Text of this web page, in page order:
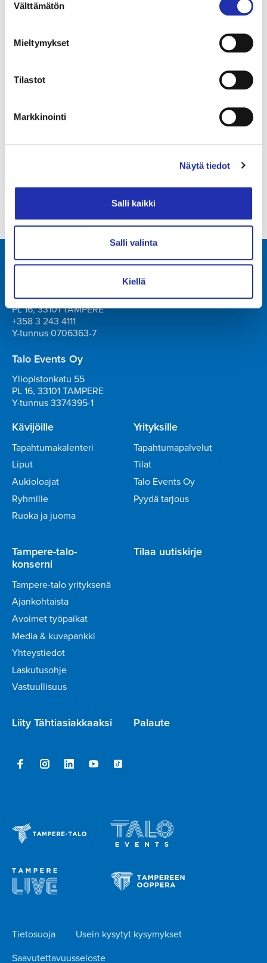
valinta
Välttämätön
Mieltymykset
Tilastot
Markkinointi
Näytä tiedot
Salli kaikki
Salli valinta
Kiellä
2
4
Yliopistonkatu 55
PL 16, 33101 TAMPERE
+358 3 243 4111
Y-tunnus 0706363-7
Talo Events Oy
Yliopistonkatu 55
PL 16, 33101 TAMPERE
Y-tunnus 3374395-1
Kävijöille
Tapahtumakalenteri
Liput
Aukioloajat
Ryhmille
Ruoka ja juoma
Yrityksille
Tapahtumapalvelut
Tilat
Talo Events Oy
Pyydä tarjous
Tampere-talo-
konserni
Tampere-talo yrityksenä
Ajankohtaista
Avoimet työpaikat
Media & kuvapankki
Yhteystiedot
Laskutusohje
Vastuullisuus
Tilaa uutiskirje
Liity Tähtiasiakkaaksi Palaute
Tietosuoja
Usein kysytyt kysymykset
Saavutettavuusseloste